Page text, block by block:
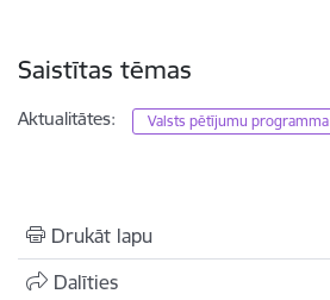
Saistītas tēmas
Aktualitātes: Valsts pētījumu programma
Drukāt lapu
Dalīties